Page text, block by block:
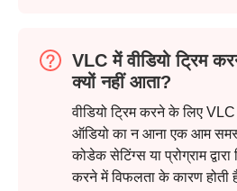
चरण 3।
VLC में वीडियो ट्रिम
क्यों नहीं आता?
वीडियो ट्रिम करने के लिए
ऑडियो का न आना एक आम
कोडेक सेटिंग्स या प्रोग्राम
करने में विफलता के कारण होती